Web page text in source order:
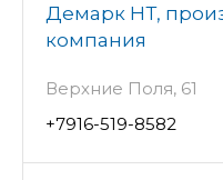
Демарк НТ,
компания
Верхние Поля, 61
+7916-519-8582